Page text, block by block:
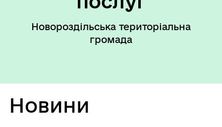
Новороздільська територіальна
громада
Новини